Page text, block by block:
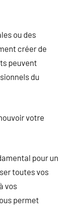
ou des
créer de
peuvent
du
votre
pour un
toutes vos
vos
permet